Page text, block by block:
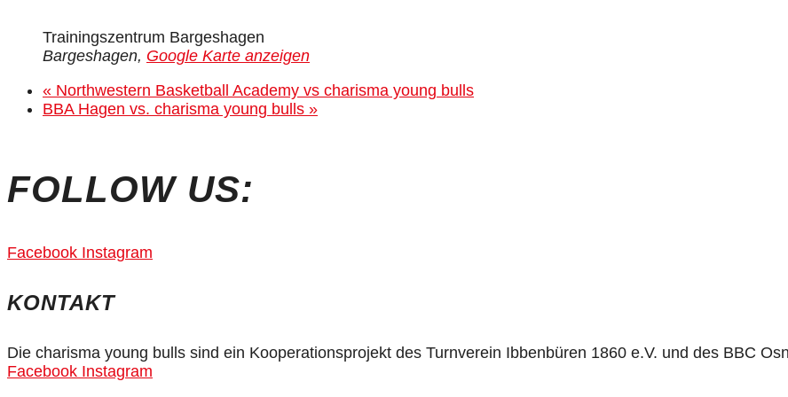
Trainingszentrum Bargeshagen
Bargeshagen, Google Karte anzeigen
« Northwestern Basketball Academy vs charisma young bulls
BBA Hagen vs. charisma young bulls »
FOLLOW US:
Facebook Instagram
KONTAKT
Die charisma young bulls sind ein Kooperationsprojekt des Turnverein Ibbenbüren 1860 e.V. und des BBC
Facebook Instagram